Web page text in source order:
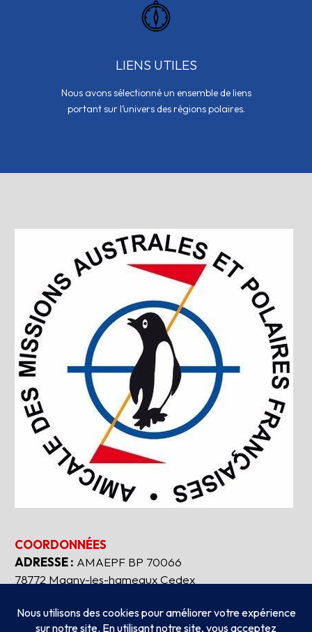
LIENS UTILES
Nous avons sélectionné un ensemble de liens
portant sur l’univers des régions polaires.
COORDONNÉES
ADRESSE : AMAEPF BP 70066
78772 Magny-les-hameaux Cedex